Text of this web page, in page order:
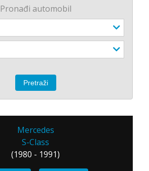
Pronađi automobil
Mercedes
S-Class
(1980 - 1991)